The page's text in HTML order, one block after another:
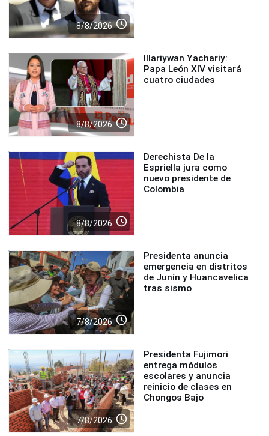
8/8/2026 access_time
8/8/2026 access_time
Illariywan Yachariy:
Papa León XIV visitará
cuatro ciudades
8/8/2026 access_time
Derechista De la
Espriella jura como
nuevo presidente de
Colombia
7/8/2026 access_time
Presidenta anuncia
emergencia en distritos
de Junín y Huancavelica
tras sismo
7/8/2026 access_time
Presidenta Fujimori
entrega módulos
escolares y anuncia
reinicio de clases en
Chongos Bajo